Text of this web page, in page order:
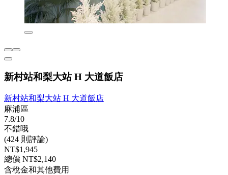
新村站和梨大站 H 大道飯店
新村站和梨大站 H 大道飯店
麻浦區
7.8/10
不錯哦
(424 則評論)
NT$1,945
總價 NT$2,140
含稅金和其他費用